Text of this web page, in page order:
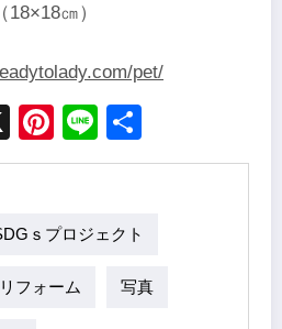
㎝）
pet/
X Pinterest
Line
ｓプロジェクト
リフォーム 写真